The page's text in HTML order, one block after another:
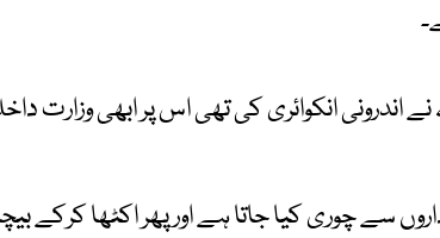
پر پی ٹی اے نے اندرونی انکوائری کی تھی اس پر ابھی وزارت
سے چوری کیا جاتا ہے اور پھر اکٹھا کرکے